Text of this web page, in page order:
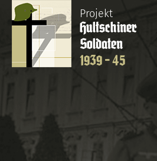
Projekt
Hultschiner
Soldaten
1939 - 45